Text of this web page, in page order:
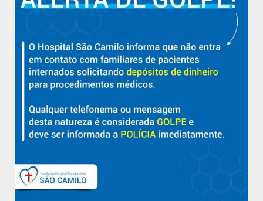
Hospital São Camilo – há mais de 50 anos cuidando da saúde
com qualidade, acolhimento e compromisso com a vida em
Aracruz e região.
Sobre
Diretorias
Políticas e Normas
Trabalhe Conosco